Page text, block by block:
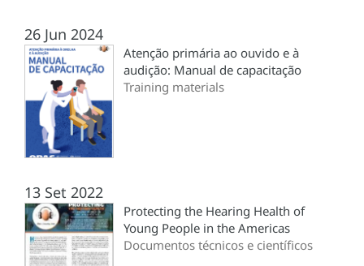
26 Jun 2024
Atenção primária ao ouvido e à
audição: Manual de capacitação
Training materials
13 Set 2022
Protecting the Hearing Health of
Young People in the Americas
Documentos técnicos e científicos